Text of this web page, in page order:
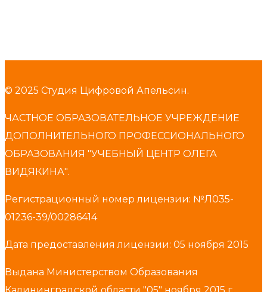
© 2025 Студия Цифровой Апельсин.
ЧАСТНОЕ ОБРАЗОВАТЕЛЬНОЕ УЧРЕЖДЕНИЕ
ДОПОЛНИТЕЛЬНОГО ПРОФЕССИОНАЛЬНОГО
ОБРАЗОВАНИЯ "УЧЕБНЫЙ ЦЕНТР ОЛЕГА
ВИДЯКИНА".
Регистрационный номер лицензии: №Л035-
01236-39/00286414
Дата предоставления лицензии: 05 ноября 2015
Выдана Министерством Образования
Калининградской области "05" ноября 2015 г.